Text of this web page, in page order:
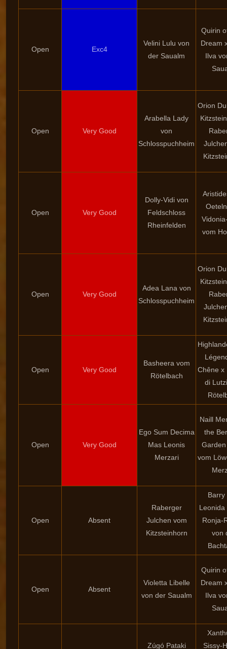
Open Exc4
Velini Lulu von
der Saualm
Quirin
Dream
Ilva
Open Very Good
Arabella Lady
von
Schlosspuchheim
Orion
Open Very Good
Dolly-Vidi von
Feldschloss
Rheinfelden
vom
Open Very Good
Adea Lana von
Schlosspuchheim
Orion
Open Very Good
Basheera vom
Rötelbach
Chêne x
di
Open Very Good
Ego Sum Decima
Mas Leonis
Merzari
Naill
the
vom
Open Absent
Raberger
Julchen vom
Kitzsteinhorn
Barry
Leonida
Ronja-
von
Open Absent
Violetta Libelle
von der Saualm
Quirin
Dream
Ilva
Zúgó Pataki
Sissy-